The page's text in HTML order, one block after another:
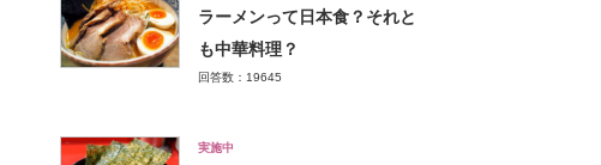
ラーメンって日本食？それと
も中華料理？
回答数：19645
実施中